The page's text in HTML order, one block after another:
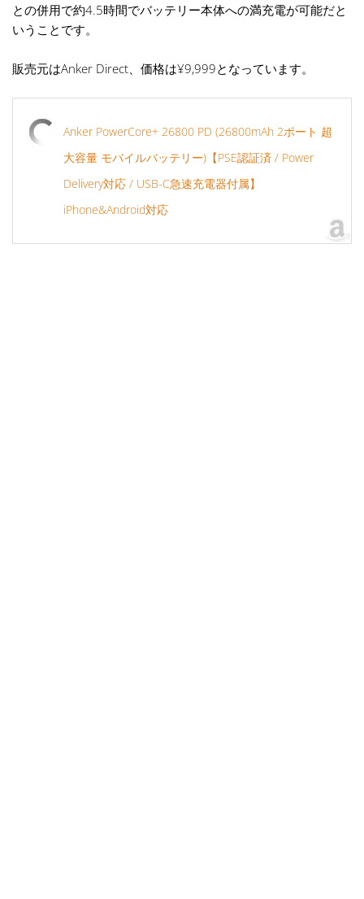
との併用で約4.5時間でバッテリー本体への満充電が可能だと
いうことです。
販売元はAnker Direct、価格は¥9,999となっています。
Anker PowerCore+ 26800 PD (26800mAh 2ポート 超
大容量 モバイルバッテリー)【PSE認証済 / Power
Delivery対応 / USB-C急速充電器付属】
iPhone&Android対応